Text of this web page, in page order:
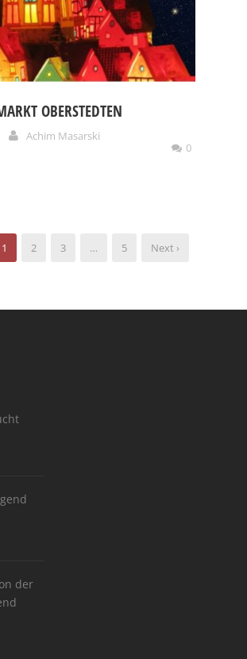
OBERSTEDTEN
Achim Masarski
0
1 2 3 … 5 Next ›
der